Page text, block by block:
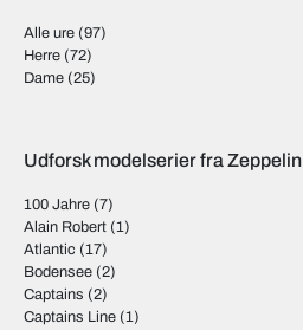
Alle ure (97)
Herre (72)
Dame (25)
Udforsk modelserier fra Zeppelin
100 Jahre (7)
Alain Robert (1)
Atlantic (17)
Bodensee (2)
Captains (2)
Captains Line (1)